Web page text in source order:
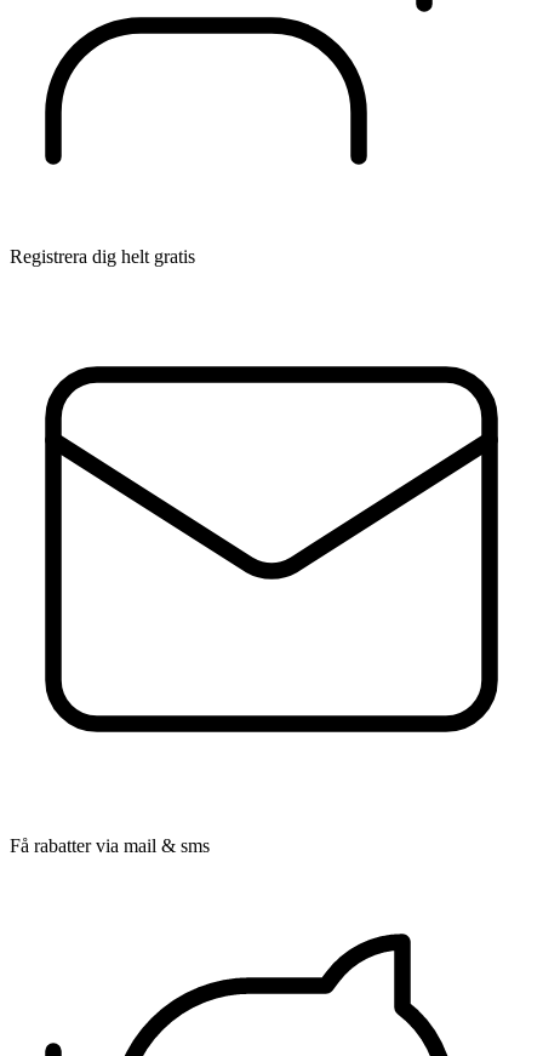
Registrera dig helt gratis
Få rabatter via mail & sms